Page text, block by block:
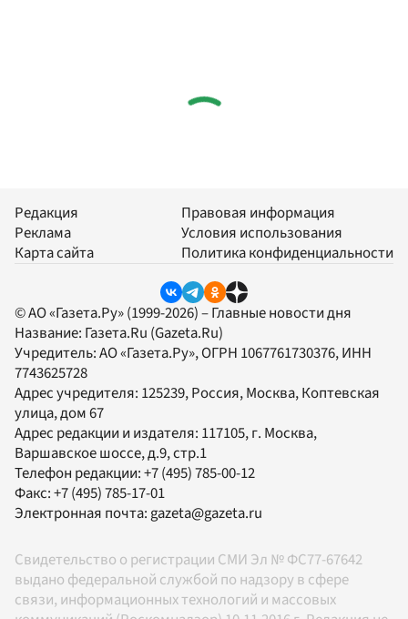
Редакция
Реклама
Карта сайта
Правовая информация
Условия использования
Политика конфиденциальности
© АО «Газета.Ру» (1999-2026) – Главные новости дня
Название: Газета.Ru (Gazeta.Ru)
Учредитель:АО «Газета.Ру», ОГРН 1067761730376, ИНН
7743625728
Адрес учредителя: 125239, Россия, Москва, Коптевская
улица, дом 67
Адрес редакции и издателя: 117105, г. Москва,
Варшавское шоссе, д.9, стр.1
Телефон редакции:+7 (495) 785-00-12
Факс:+7 (495) 785-17-01
Электронная почта:gazeta@gazeta.ru
Свидетельство о регистрации СМИ Эл № ФС77-67642
выдано федеральной службой по надзору в сфере
связи, информационных технологий и массовых